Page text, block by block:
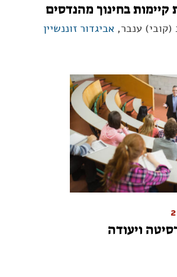
קיימות בחינוך מהנדסים
(קובי) ענבר, אביגדור זוננשיין
ויעודה